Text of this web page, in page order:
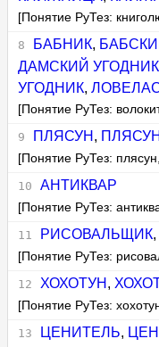
[Понятие РуТез:
БАБНИК,
ДАМСКИЙ УГОДНИК
УГОДНИК,
[Понятие РуТез:
ПЛЯСУН ,
[Понятие РуТез:
АНТИКВАР
[Понятие РуТез:
РИСОВАЛЬЩИК,
[Понятие РуТез:
ХОХОТУН ,
[Понятие РуТез:
ЦЕНИТЕЛЬ,